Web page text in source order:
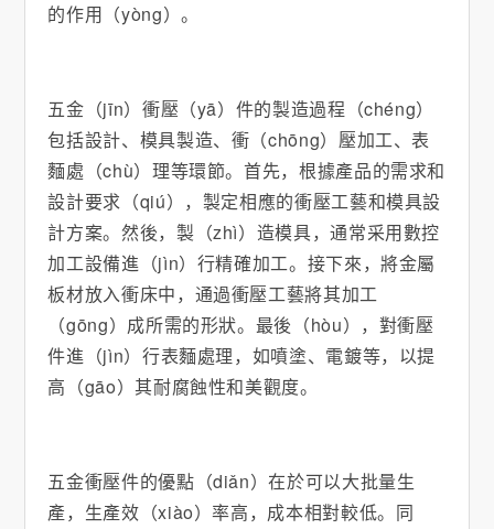
的作用（yòng）。
五金（jīn）衝壓（yā）件的製造過程（chéng）
包括設計、模具製造、衝（chōng）壓加工、表
麵處（chù）理等環節。首先，根據產品的需求和
設計要求（qiú），製定相應的衝壓工藝和模具設
計方案。然後，製（zhì）造模具，通常采用數控
加工設備進（jìn）行精確加工。接下來，將金屬
板材放入衝床中，通過衝壓工藝將其加工
（gōng）成所需的形狀。最後（hòu），對衝壓
件進（jìn）行表麵處理，如噴塗、電鍍等，以提
高（gāo）其耐腐蝕性和美觀度。
五金衝壓件的優點（diǎn）在於可以大批量生
產，生產效（xiào）率高，成本相對較低。同